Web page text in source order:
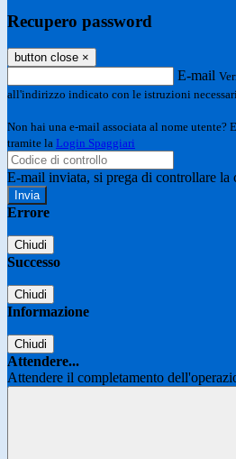
Recupero password
button close ×
E-mail
all'indirizzo indicato con le istruzioni
Non hai una e-mail associata al nome utente?
tramite la Login Spaggiari
E-mail inviata, si prega di controllare la
Errore
Chiudi
Successo
Chiudi
Informazione
Chiudi
Attendere...
Attendere il completamento